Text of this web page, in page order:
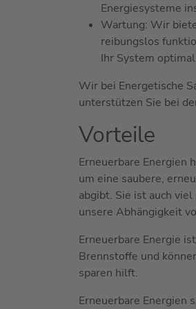
Energiesysteme
Wartung: Wir
reibungslos
Ihr System
Wir bei Energetische
unterstützen Sie bei
Vorteile
Erneuerbare Energien
um eine saubere,
abgibt. Sie ist auch
unsere Abhängigkeit
Erneuerbare Energie
Brennstoffe und
sparen hilft.
Erneuerbare Energien